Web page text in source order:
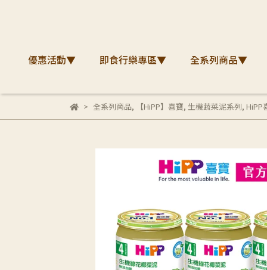
優惠活動▼ 即食行樂專區▼ 全系列商品▼
全系列商品, 【HiPP】喜寶, 生機蔬菜泥系列, HiPP